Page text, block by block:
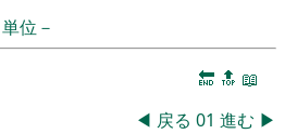
位－
🔚 🔝 📖
◀ 戻る 01 進む ▶